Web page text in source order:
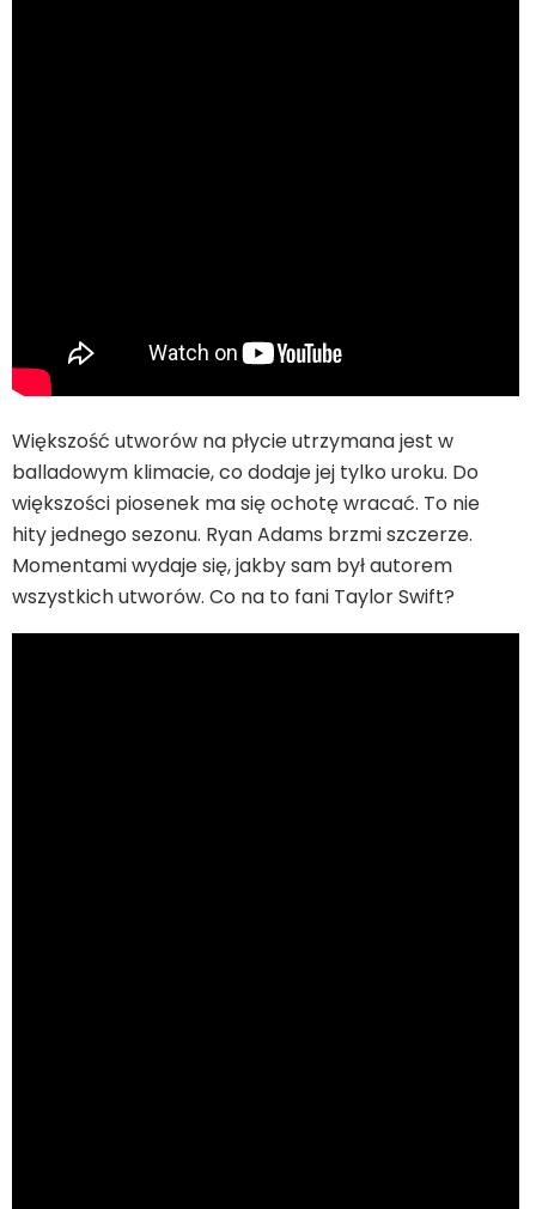
Większość utworów na płycie utrzymana jest w
balladowym klimacie, co dodaje jej tylko uroku. Do
większości piosenek ma się ochotę wracać. To nie
hity jednego sezonu. Ryan Adams brzmi szczerze.
Momentami wydaje się, jakby sam był autorem
wszystkich utworów. Co na to fani Taylor Swift?